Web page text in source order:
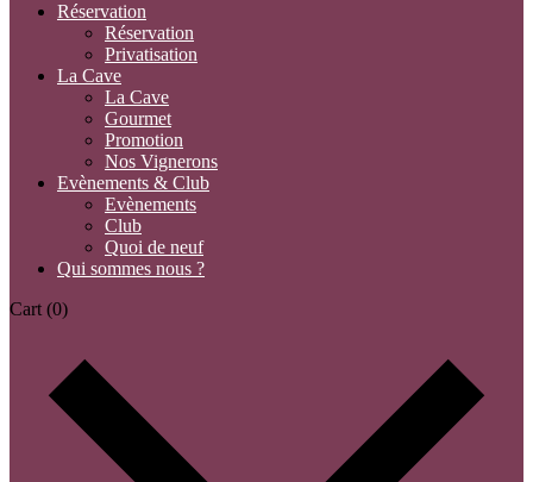
Réservation
Réservation
Privatisation
La Cave
La Cave
Gourmet
Promotion
Nos Vignerons
Evènements & Club
Evènements
Club
Quoi de neuf
Qui sommes nous ?
Cart (0)